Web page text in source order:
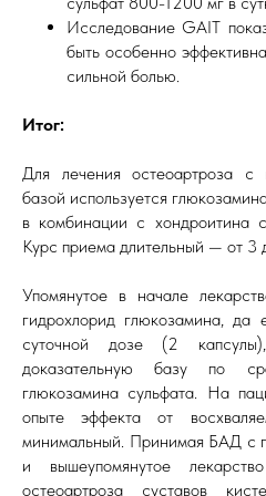
Исследование GAIT
быть особенно
сильной болью.
Итог:
Для лечения остеоартроза с
базой используется
в комбинации с хондроитина
Курс приема длительный — от 3
Упомянутое в начале
гидрохлорид глюкозамина,
суточной дозе (2
доказательную базу по
глюкозамина сульфата. На
опыте эффекта от
минимальный. Принимая БАД с
и вышеупомянутое
остеоартроза суставов